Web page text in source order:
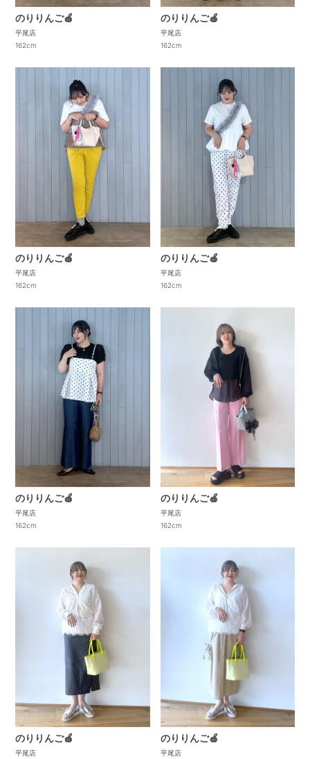
のりりんご🍎
平尾店
162cm
のりりんご🍎
平尾店
162cm
のりりんご🍎
平尾店
162cm
のりりんご🍎
平尾店
162cm
のりりんご🍎
平尾店
162cm
のりりんご🍎
平尾店
162cm
のりりんご🍎
平尾店
のりりんご🍎
平尾店